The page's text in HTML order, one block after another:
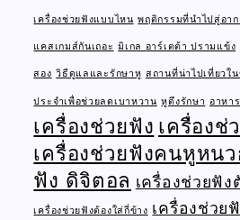
เครื่องช่วยฟังแบบไหน พฤติกรรมที่นำไปสู่อา
แคสเกมส์กันเถอะ มิเกล อาร์เตต้า ปรามแข้ง
สอง วิธีดูแลและรักษาหู สถานที่น่าไปเที่ยวใ
ประจำเพื่อช่วยลดเบาหวาน หูตึงรักษา อาหา
เครื่องช่วยฟัง เครื่องช่
เครื่องช่วยฟังคนหูหน
ฟัง ดิจิตอล เครื่องช่วยฟัง
เครื่องช่วยฟังต้องใส่กี่ข้าง เครื่องช่วย